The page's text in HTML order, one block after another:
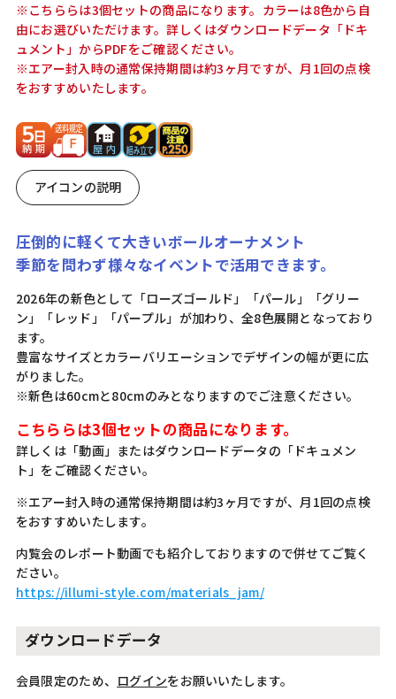
※こちららは3個セットの商品になります。カラーは8色から自
由にお選びいただけます。詳しくはダウンロードデータ「ドキ
ュメント」からPDFをご確認ください。
※エアー封入時の通常保持期間は約3ヶ月ですが、月1回の点検
をおすすめいたします。
アイコンの説明
圧倒的に軽くて大きいボールオーナメント
季節を問わず様々なイベントで活用できます。
2026年の新色として「ローズゴールド」「パール」「グリー
ン」「レッド」「パープル」が加わり、全8色展開となっており
ます。
豊富なサイズとカラーバリエーションでデザインの幅が更に広
がりました。
※新色は60cmと80cmのみとなりますのでご注意ください。
こちららは3個セットの商品になります。
詳しくは「動画」またはダウンロードデータの「ドキュメン
ト」をご確認ください。
※エアー封入時の通常保持期間は約3ヶ月ですが、月1回の点検
をおすすめいたします。
内覧会のレポート動画でも紹介しておりますので併せてご覧く
ださい。
https://illumi-style.com/materials_jam/
ダウンロードデータ
会員限定のため、 ログインをお願いいたします。